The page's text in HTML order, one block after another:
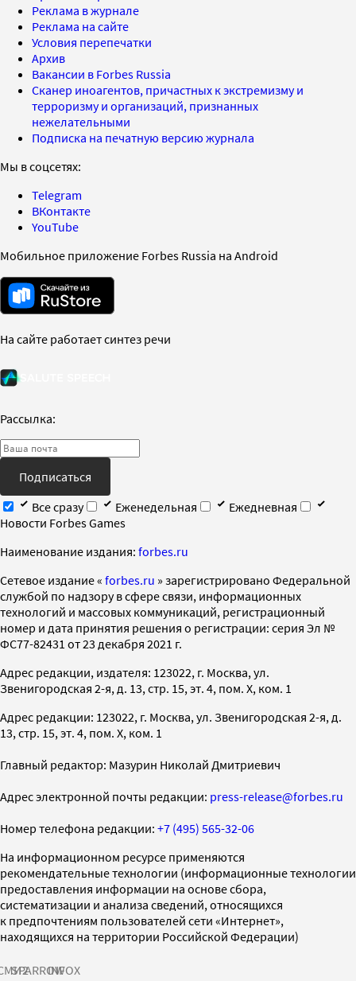
Реклама в журнале
Реклама на сайте
Условия перепечатки
Архив
Вакансии в Forbes Russia
Сканер иноагентов, причастных к экстремизму и
терроризму и организаций, признанных
нежелательными
Подписка на печатную версию журнала
Мы в соцсетях:
Telegram
ВКонтакте
YouTube
Мобильное приложение Forbes Russia на Android
На сайте работает синтез речи
Рассылка:
Подписаться
Все сразу
Еженедельная
Ежедневная
Новости Forbes Games
Наименование издания: forbes.ru
Cетевое издание « forbes.ru » зарегистрировано Федеральной
службой по надзору в сфере связи, информационных
технологий и массовых коммуникаций, регистрационный
номер и дата принятия решения о регистрации: серия Эл №
ФС77-82431 от 23 декабря 2021 г.
Адрес редакции, издателя: 123022, г. Москва, ул.
Звенигородская 2-я, д. 13, стр. 15, эт. 4, пом. X, ком. 1
Адрес редакции: 123022, г. Москва, ул. Звенигородская 2-я, д.
13, стр. 15, эт. 4, пом. X, ком. 1
Главный редактор: Мазурин Николай Дмитриевич
Адрес электронной почты редакции: press-release@forbes.ru
Номер телефона редакции: +7 (495) 565-32-06
На информационном ресурсе применяются
рекомендательные технологии (информационные технологии
предоставления информации на основе сбора,
систематизации и анализа сведений, относящихся
к предпочтениям пользователей сети «Интернет»,
находящихся на территории Российской Федерации)
SPARROWINFOX